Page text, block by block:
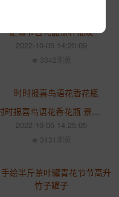
定做节日礼品茶杯批发
2022-10-05 14:25:09
3342浏览
时时报喜鸟语花香花瓶 景德镇名师手绘花瓶摆件
2022-10-05 14:25:05
3431浏览